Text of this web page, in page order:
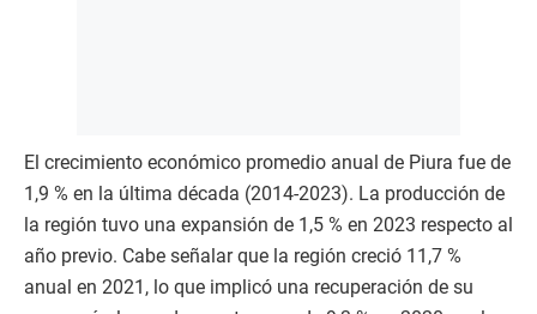
El crecimiento económico promedio anual de Piura fue de
1,9 % en la última década (2014-2023). La producción de
la región tuvo una expansión de 1,5 % en 2023 respecto al
año previo. Cabe señalar que la región creció 11,7 %
anual en 2021, lo que implicó una recuperación de su